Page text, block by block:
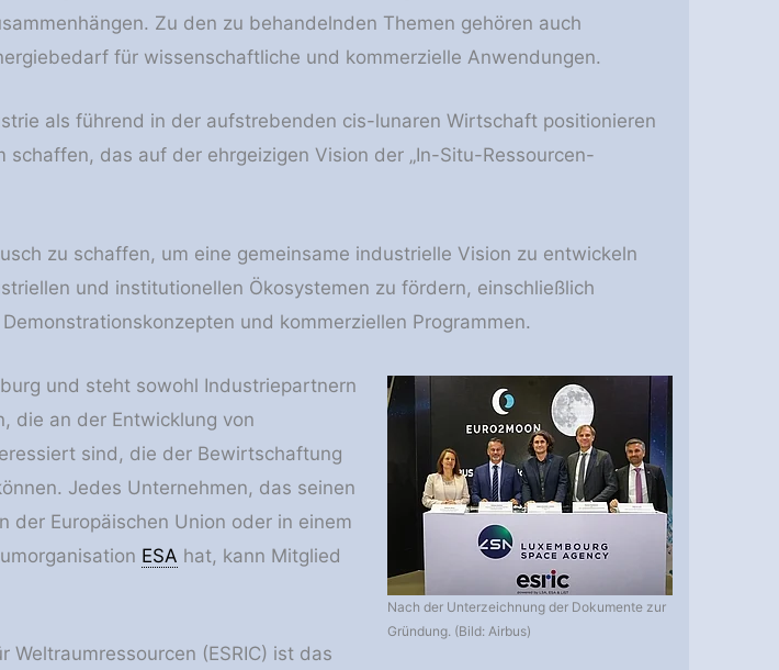
Zu den zu behandelnden Themen gehören auch
für wissenschaftliche und kommerzielle Anwendungen.
als führend in der aufstrebenden cis-lunaren Wirtschaft positionieren
das auf der ehrgeizigen Vision der „In-Situ-Ressourcen-
zu schaffen, um eine gemeinsame industrielle Vision zu entwickeln
und institutionellen Ökosystemen zu fördern, einschließlich
und kommerziellen Programmen.
Nach der Unterzeichnung der Dokumente zur
Gründung. (Bild: Airbus)
und steht sowohl Industriepartnern
die an der Entwicklung von
sind, die der Bewirtschaftung
Jedes Unternehmen, das seinen
Europäischen Union oder in einem
ESA hat, kann Mitglied
Weltraumressourcen (ESRIC) ist das